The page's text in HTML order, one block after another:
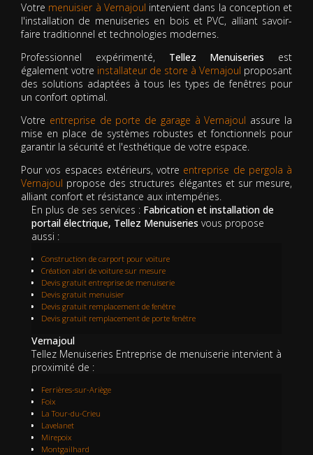
Votre menuisier à Vernajoul intervient dans la conception et
l'installation de menuiseries en bois et PVC, alliant savoir-
faire traditionnel et technologies modernes.
Professionnel expérimenté, Tellez Menuiseries est
également votre installateur de store à Vernajoul proposant
des solutions adaptées à tous les types de fenêtres pour
un confort optimal.
Votre entreprise de porte de garage à Vernajoul assure la
mise en place de systèmes robustes et fonctionnels pour
garantir la sécurité et l'esthétique de votre espace.
Pour vos espaces extérieurs, votre entreprise de pergola à
Vernajoul propose des structures élégantes et sur mesure,
alliant confort et résistance aux intempéries.
En plus de ses services : Fabrication et installation de
portail électrique, Tellez Menuiseries vous propose
aussi :
Construction de carport pour voiture
Création abri de voiture sur mesure
Devis gratuit entreprise de menuiserie
Devis gratuit menuisier
Devis gratuit remplacement de fenêtre
Devis gratuit remplacement de porte fenêtre
Vernajoul
Tellez Menuiseries Entreprise de menuiserie intervient à
proximité de :
Ferrières-sur-Ariège
Foix
La Tour-du-Crieu
Lavelanet
Mirepoix
Montgailhard